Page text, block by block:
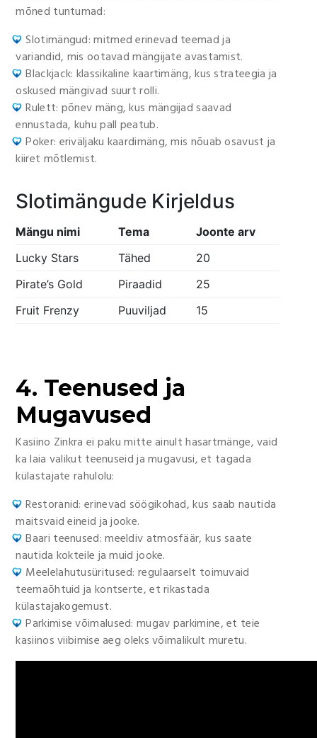
mõned tuntumad:
Slotimängud: mitmed erinevad teemad ja
variandid, mis ootavad mängijate avastamist.
Blackjack: klassikaline kaartimäng, kus strateegia ja
oskused mängivad suurt rolli.
Rulett: põnev mäng, kus mängijad saavad
ennustada, kuhu pall peatub.
Poker: eriväljaku kaardimäng, mis nõuab osavust ja
kiiret mõtlemist.
Slotimängude Kirjeldus
Mängu nimi Tema
Joonte arv
Lucky Stars
Tähed
20
Pirate’s Gold
Piraadid
25
Fruit Frenzy
Puuviljad 15
4. Teenused ja
Mugavused
Kasiino Zinkra ei paku mitte ainult hasartmänge, vaid
ka laia valikut teenuseid ja mugavusi, et tagada
külastajate rahulolu:
Restoranid: erinevad söögikohad, kus saab nautida
maitsvaid eineid ja jooke.
Baari teenused: meeldiv atmosfäär, kus saate
nautida kokteile ja muid jooke.
Meelelahutusüritused: regulaarselt toimuvaid
teemaõhtuid ja kontserte, et rikastada
külastajakogemust.
Parkimise võimalused: mugav parkimine, et teie
kasiinos viibimise aeg oleks võimalikult muretu.